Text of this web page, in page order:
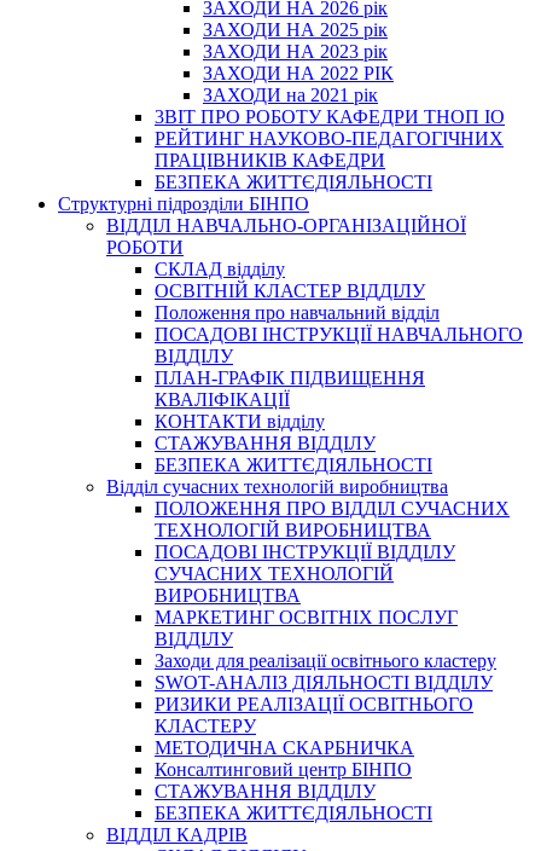
ЗАХОДИ НА 2026 рік
ЗАХОДИ НА 2025 рік
ЗАХОДИ НА 2023 рік
ЗАХОДИ НА 2022 РІК
ЗАХОДИ на 2021 рік
3BIT ПРО РОБОТУ КАФЕДРИ ТНОП ІО
РЕЙТИНГ НАУКОВО-ПЕДАГОГІЧНИХ
ПРАЦІВНИКІВ КАФЕДРИ
БЕЗПЕКА ЖИТТЄДІЯЛЬНОСТІ
Структурні підрозділи БІНПО
ВІДДІЛ НАВЧАЛЬНО-ОРГАНІЗАЦІЙНОЇ
РОБОТИ
СКЛАД відділу
ОСВІТНІЙ КЛАСТЕР ВІДДІЛУ
Положення про навчальний вiддiл
ПОСАДОВІ ІНСТРУКЦІЇ НАВЧАЛЬНОГО
ВІДДІЛУ
ПЛАН-ГРАФІК ПІДВИЩЕННЯ
КВАЛІФІКАЦІЇ
КОНТАКТИ відділу
СТАЖУВАННЯ ВІДДІЛУ
БЕЗПЕКА ЖИТТЄДІЯЛЬНОСТІ
Відділ сучасних технологій виробництва
ПОЛОЖЕННЯ ПРО ВІДДІЛ СУЧАСНИХ
ТЕХНОЛОГІЙ ВИРОБНИЦТВА
ПОСАДОВІ ІНСТРУКЦІЇ ВІДДІЛУ
СУЧАСНИХ ТЕХНОЛОГІЙ
ВИРОБНИЦТВА
МАРКЕТИНГ ОСВІТНІХ ПОСЛУГ
ВІДДІЛУ
Заходи для реалізації освітнього кластеру
SWOT-АНАЛІЗ ДІЯЛЬНОСТІ ВІДДІЛУ
РИЗИКИ РЕАЛІЗАЦІЇ ОСВІТНЬОГО
КЛАСТЕРУ
МЕТОДИЧНА СКАРБНИЧКА
Консалтинговий центр БІНПО
СТАЖУВАННЯ ВІДДІЛУ
БЕЗПЕКА ЖИТТЄДІЯЛЬНОСТІ
ВІДДІЛ КАДРІВ